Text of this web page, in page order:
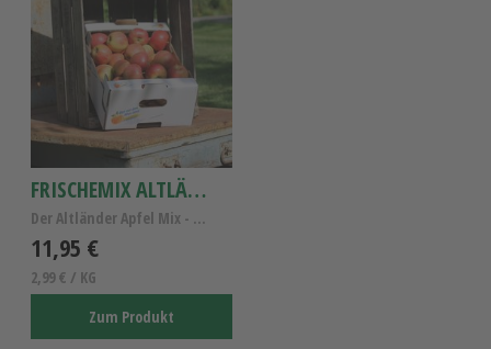
FRISCHEMIX ALTLÄNDER ÄPFEL
Der Altländer Apfel Mix - Altländer Apfelsorten
11,95 €
2,99 € / KG
Zum Produkt